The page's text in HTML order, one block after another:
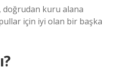
doğrudan kuru alana
için iyi olan bir başka